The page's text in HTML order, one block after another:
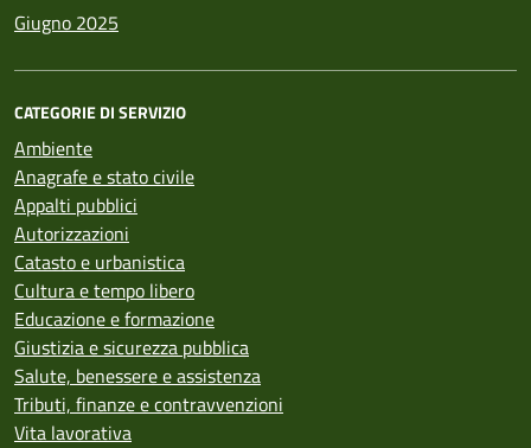
Giugno 2025
CATEGORIE DI SERVIZIO
Ambiente
Anagrafe e stato civile
Appalti pubblici
Autorizzazioni
Catasto e urbanistica
Cultura e tempo libero
Educazione e formazione
Giustizia e sicurezza pubblica
Salute, benessere e assistenza
Tributi, finanze e contravvenzioni
Vita lavorativa